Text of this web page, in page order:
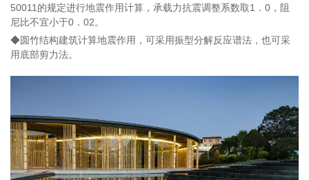
50011的规定进行地震作用计算，承载力抗震调整系数取1．0，阻
尼比不宜小于0．02。
◆圆竹结构建筑计算地震作用，可采用振型分解反应谱法，也可采
用底部剪力法。